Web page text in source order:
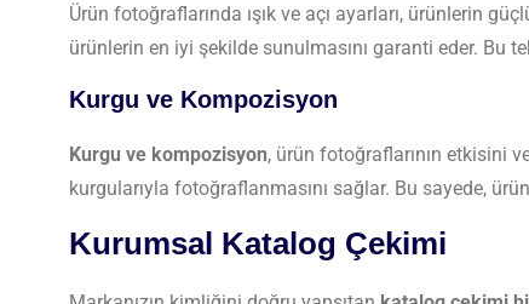
Ürün fotoğraflarında ışık ve açı ayarları, ürünlerin
ürünlerin en iyi şekilde sunulmasını garanti eder. Bu
Kurgu ve Kompozisyon
Kurgu ve kompozisyon, ürün fotoğraflarının etkisini
kurgularıyla fotoğraflanmasını sağlar. Bu sayede,
Kurumsal Katalog Çekimi